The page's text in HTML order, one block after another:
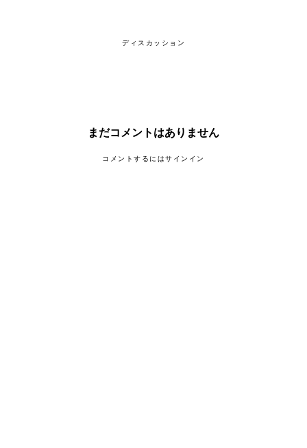
ディスカッション
まだコメントはありません
コメントするにはサインイン